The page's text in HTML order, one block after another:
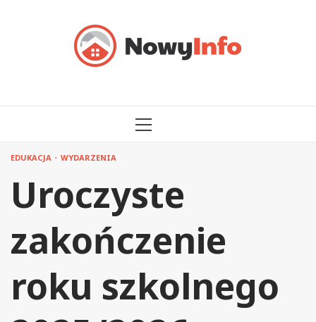
MENU
EDUKACJA WYDARZENIA
Uroczyste
zakończenie
roku szkolnego